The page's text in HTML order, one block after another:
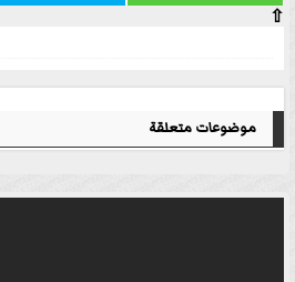
⇧
موضوعات متعلقة